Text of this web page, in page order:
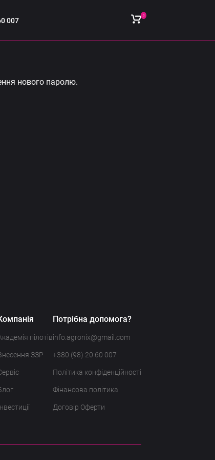
007
0
нового паролю.
пілотів
ЗЗР
Потрібна допомога?
info.agronix@gmail.com
+380 (98) 20 60 007
Політика конфіденційності
Фінансова політика
Договір Оферти